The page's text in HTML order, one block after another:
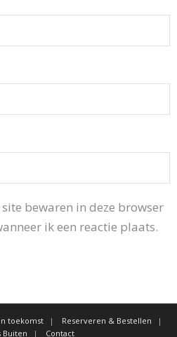
bewaren in deze browser
ik een reactie plaats.
toekomst
Reserveren & Bestellen
Buiten
Contact